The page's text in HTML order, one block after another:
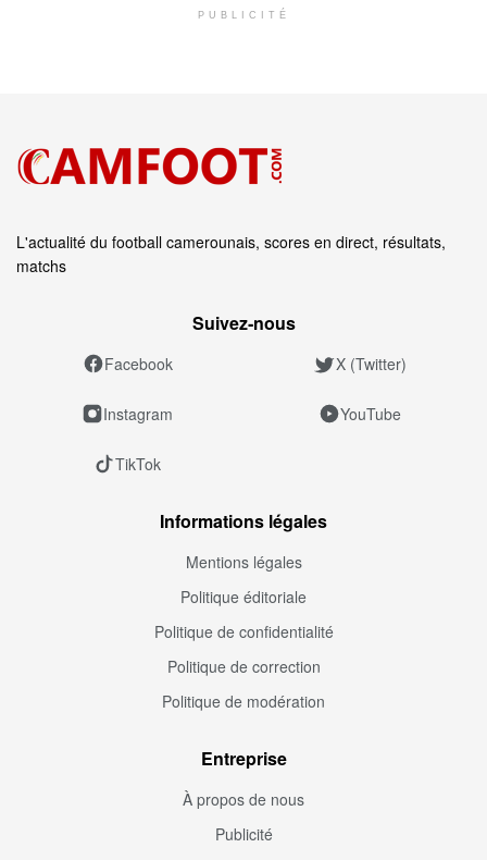
PUBLICITÉ
L'actualité du football camerounais, scores en direct, résultats,
matchs
Suivez‑nous
Facebook X (Twitter)
Instagram YouTube
TikTok
Informations légales
Mentions légales
Politique éditoriale
Politique de confidentialité
Politique de correction
Politique de modération
Entreprise
À propos de nous
Publicité